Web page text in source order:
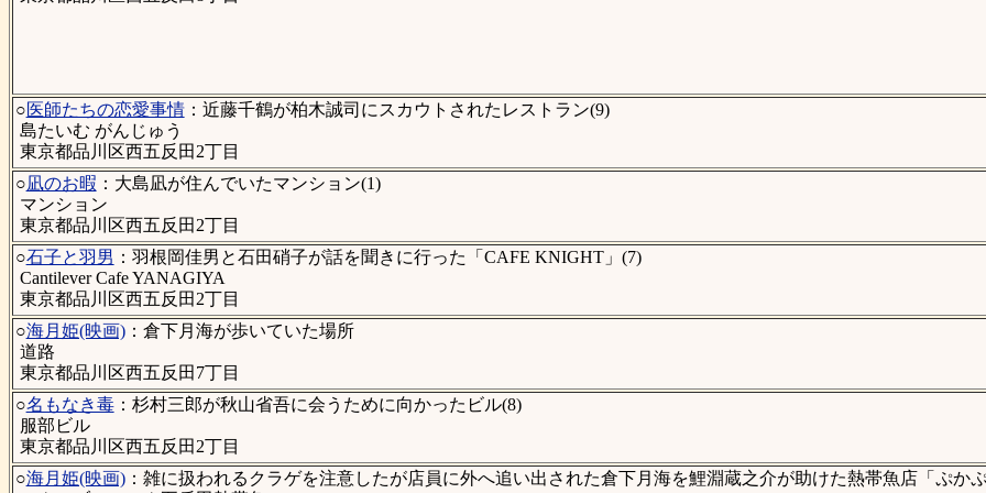
○医師たちの恋愛事情：近藤千鶴が柏木誠司にスカウトされたレストラン(9)
島たいむ がんじゅう
東京都品川区西五反田2丁目
○凪のお暇 ：大島凪が住んでいたマンション(1)
マンション
東京都品川区西五反田2丁目
○石子と羽男 ：羽根岡佳男と石田硝子が話を聞きに行った「CAFE KNIGHT」(7)
Cantilever Cafe YANAGIYA
東京都品川区西五反田2丁目
○海月姫(映画)：倉下月海が歩いていた場所
道路
東京都品川区西五反田7丁目
○名もなき毒：杉村三郎が秋山省吾に会うために向かったビル(8)
服部ビル
東京都品川区西五反田2丁目
○海月姫(映画)：雑に扱われるクラゲを注意したが店員に外へ追い出された倉下月海を鯉淵蔵之介が助けた熱帯魚店「ぷか